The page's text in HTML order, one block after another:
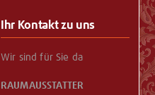
Ihr Kontakt zu uns
Wir sind für Sie da
RAUMAUSSTATTER